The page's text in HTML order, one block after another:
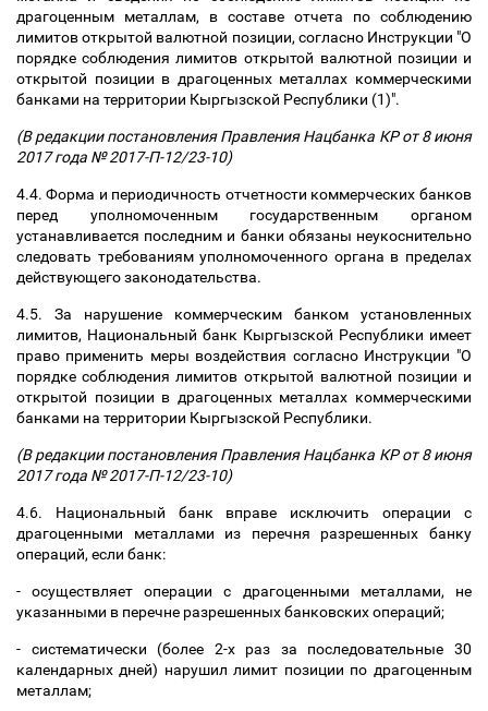
драгоценным металлам, в составе отчета по соблюдению
лимитов открытой валютной позиции, согласно Инструкции "О
порядке соблюдения лимитов открытой валютной позиции и
открытой позиции в драгоценных металлах коммерческими
банками на территории Кыргызской Республики (1)".
(В редакции постановления Правления Нацбанка КР от 8 июня
2017 года № 2017-П-12/23-10)
4.4. Форма и периодичность отчетности коммерческих банков
перед уполномоченным государственным органом
устанавливается последним и банки обязаны неукоснительно
следовать требованиям уполномоченного органа в пределах
действующего законодательства.
4.5. За нарушение коммерческим банком установленных
лимитов, Национальный банк Кыргызской Республики имеет
право применить меры воздействия согласно Инструкции "О
порядке соблюдения лимитов открытой валютной позиции и
открытой позиции в драгоценных металлах коммерческими
банками на территории Кыргызской Республики.
(В редакции постановления Правления Нацбанка КР от 8 июня
2017 года № 2017-П-12/23-10)
4.6. Национальный банк вправе исключить операции с
драгоценными металлами из перечня разрешенных банку
операций, если банк:
- осуществляет операции с драгоценными металлами, не
указанными в перечне разрешенных банковских операций;
- систематически (более 2-х раз за последовательные 30
календарных дней) нарушил лимит позиции по драгоценным
металлам;